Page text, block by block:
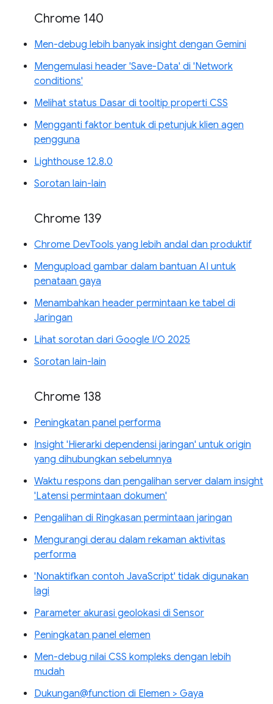
Chrome 140
Men-debug lebih banyak insight dengan Gemini
Mengemulasi header 'Save-Data' di 'Network
conditions'
Melihat status Dasar di tooltip properti CSS
Mengganti faktor bentuk di petunjuk klien agen
pengguna
Lighthouse 12.8.0
Sorotan lain-lain
Chrome 139
Chrome DevTools yang lebih andal dan produktif
Mengupload gambar dalam bantuan AI untuk
penataan gaya
Menambahkan header permintaan ke tabel di
Jaringan
Lihat sorotan dari Google I/O 2025
Sorotan lain-lain
Chrome 138
Peningkatan panel performa
Insight 'Hierarki dependensi jaringan' untuk origin
yang dihubungkan sebelumnya
Waktu respons dan pengalihan server dalam insight
'Latensi permintaan dokumen'
Pengalihan di Ringkasan permintaan jaringan
Mengurangi derau dalam rekaman aktivitas
performa
'Nonaktifkan contoh JavaScript' tidak digunakan
lagi
Parameter akurasi geolokasi di Sensor
Peningkatan panel elemen
Men-debug nilai CSS kompleks dengan lebih
mudah
Dukungan@function di Elemen > Gaya